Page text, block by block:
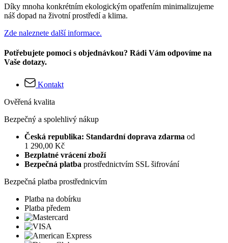
Díky mnoha konkrétním ekologickým opatřením minimalizujeme
náš dopad na životní prostředí a klima.
Zde naleznete další informace.
Potřebujete pomoci s objednávkou? Rádi Vám odpovíme na
Vaše dotazy.
Kontakt
Ověřená kvalita
Bezpečný a spolehlivý nákup
Česká republika: Standardní doprava zdarma od
1 290,00 Kč
Bezplatné vrácení zboží
Bezpečná platba prostřednictvím SSL šifrování
Bezpečná platba prostřednicvím
Platba na dobírku
Platba předem